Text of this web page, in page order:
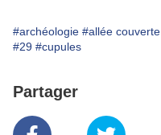
#archéologie #allée couverte
#29 #cupules
Partager